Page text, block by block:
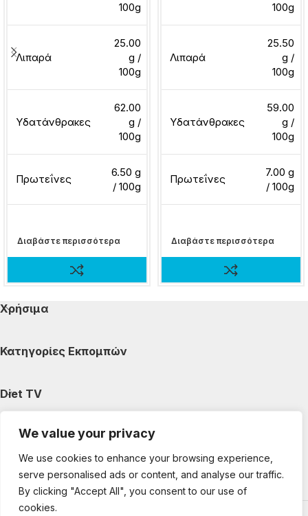
We value your privacy
We use cookies to enhance your browsing experience,
serve personalised ads or content, and analyse our traffic.
By clicking "Accept All", you consent to our use of
cookies.
100g
Λιπαρά
25.00
g /
100g
Υδατάνθρακες
62.00
g /
100g
Πρωτεΐνες
6.50 g
/ 100g
Διαβάστε περισσότερα
100g
Λιπαρά
25.50
g /
100g
Υδατάνθρακες
59.00
g /
100g
Πρωτεΐνες
7.00 g
/ 100g
Διαβάστε περισσότερα
Χρήσιμα
Κατηγορίες Εκπομπών
Diet TV
Κατηγορίες Άρθρων
Ακολουθήστε μας
Copyright © 2025 DietTV. All Rights Reserved.